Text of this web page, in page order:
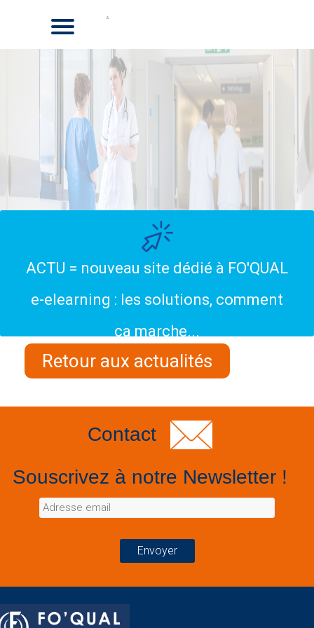
ACTU = nouveau site dédié à FO'QUAL
e-elearning : les solutions, comment
ça marche...
Retour aux actualités
Contact
Souscrivez à notre Newsletter !